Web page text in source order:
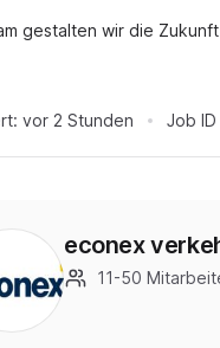
gestalten wir die
vor 2 Stunden Job ID
econex
11-50